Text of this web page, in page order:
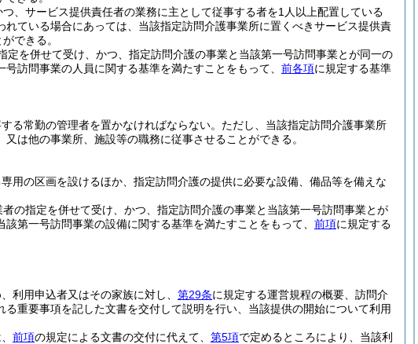
、サービス提供責任者の業務に主として従事する者を1人以上配置している
ている場合にあっては、当該指定訪問介護事業所に置くべきサービス提供責
できる。
定を併せて受け、かつ、指定訪問介護の事業と当該第一号訪問事業とが同一の
訪問事業の人員に関する基準を満たすことをもって、 前各項に規定する基準
る常勤の管理者を置かなければならない。 ただし、当該指定訪問介護事業所
は他の事業所、施設等の職務に従事させることができる。
用の区画を設けるほか、指定訪問介護の提供に必要な設備、備品等を備えな
の指定を併せて受け、かつ、指定訪問介護の事業と当該第一号訪問事業とが
第一号訪問事業の設備に関する基準を満たすことをもって、 前項に規定する
利用申込者又はその家族に対し、 第29条に規定する運営規程の概要、訪問介
重要事項を記した文書を交付して説明を行い、当該提供の開始について利用
前項の規定による文書の交付に代えて、 第5項で定めるところにより、当該利